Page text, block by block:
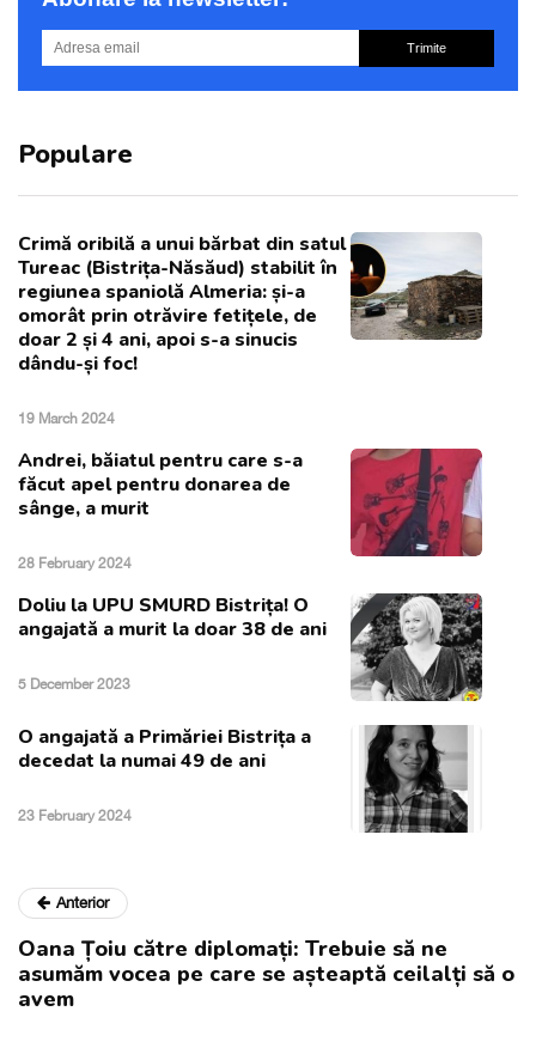
Trimite
Populare
Crimă oribilă a unui bărbat din satul
Tureac (Bistrița-Năsăud) stabilit în
regiunea spaniolă Almeria: și-a
omorât prin otrăvire fetițele, de
doar 2 și 4 ani, apoi s-a sinucis
dându-și foc!
19 March 2024
Andrei, băiatul pentru care s-a
făcut apel pentru donarea de
sânge, a murit
28 February 2024
Doliu la UPU SMURD Bistrița! O
angajată a murit la doar 38 de ani
5 December 2023
O angajată a Primăriei Bistrița a
decedat la numai 49 de ani
23 February 2024
Anterior
Oana Țoiu către diplomați: Trebuie să ne
asumăm vocea pe care se așteaptă ceilalți să o
avem